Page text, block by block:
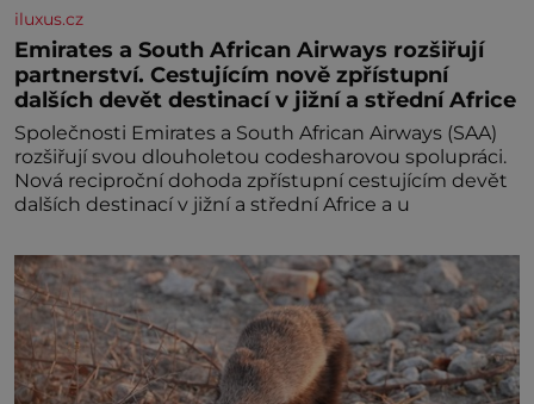
iluxus.cz
Emirates a South African Airways rozšiřují
partnerství. Cestujícím nově zpřístupní
dalších devět destinací v jižní a střední Africe
Společnosti Emirates a South African Airways (SAA)
rozšiřují svou dlouholetou codesharovou spolupráci.
Nová reciproční dohoda zpřístupní cestujícím devět
dalších destinací v jižní a střední Africe a u